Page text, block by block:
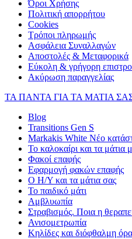
Όροι Χρήσης
Πολιτική απορρήτου
Cookies
Τρόποι πληρωμής
Ασφάλεια Συναλλαγών
Αποστολές & Μεταφορικά
Εύκολη & γρήγορη
Ακύρωση παραγγελίας
ΤΑ ΠΑΝΤΑ ΓΙΑ ΤΑ ΜΑΤΙΑ
Blog
Transitions Gen S
Markakis White Νέο
Το καλοκαίρι και τα μάτια
Φακοί επαφής
Εφαρμογή φακών επαφής
Ο Η/Υ και τα μάτια σας
Το παιδικό μάτι
Αμβλυωπία
Στραβισμός. Ποια η
Ανισομετρωπία
Κηλίδες και διόφθαλμη